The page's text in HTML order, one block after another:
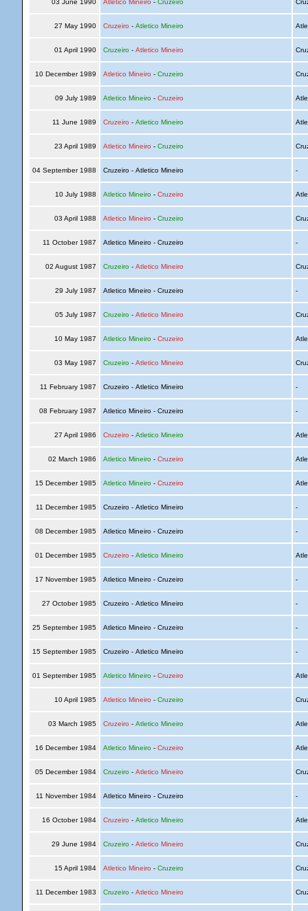
03 June 1990 Atletico Mineiro - Cruzeiro
27 May 1990 Cruzeiro - Atletico Mineiro
01 April 1990 Cruzeiro- Atletico Mineiro
10 December 1989 Atletico Mineiro - Cruzeiro
09 July 1989 Atletico Mineiro- Cruzeiro
11 June 1989 Cruzeiro - Atletico Mineiro
23 April 1989 Atletico Mineiro - Cruzeiro
04 September 1988 Cruzeiro - Atletico Mineiro -
10 July 1988 Atletico Mineiro- Cruzeiro
03 April 1988 Atletico Mineiro - Cruzeiro
11 October 1987 Atletico Mineiro - Cruzeiro -
02 August 1987 Cruzeiro- Atletico Mineiro
29 July 1987 Atletico Mineiro - Cruzeiro -
05 July 1987 Cruzeiro- Atletico Mineiro
10 May 1987 Atletico Mineiro- Cruzeiro
03 May 1987 Cruzeiro- Atletico Mineiro
11 February 1987 Cruzeiro - Atletico Mineiro -
08 February 1987 Atletico Mineiro - Cruzeiro -
27 April 1986 Cruzeiro - Atletico Mineiro
02 March 1986 Atletico Mineiro- Cruzeiro
15 December 1985 Atletico Mineiro- Cruzeiro
11 December 1985 Cruzeiro - Atletico Mineiro -
08 December 1985 Atletico Mineiro - Cruzeiro -
01 December 1985 Cruzeiro - Atletico Mineiro
17 November 1985 Atletico Mineiro - Cruzeiro -
27 October 1985 Cruzeiro - Atletico Mineiro -
25 September 1985 Atletico Mineiro - Cruzeiro -
15 September 1985 Cruzeiro - Atletico Mineiro -
01 September 1985 Atletico Mineiro- Cruzeiro
10 April 1985 Atletico Mineiro - Cruzeiro
03 March 1985 Cruzeiro - Atletico Mineiro
16 December 1984 Atletico Mineiro- Cruzeiro
05 December 1984 Cruzeiro- Atletico Mineiro
11 November 1984 Atletico Mineiro - Cruzeiro -
16 October 1984 Cruzeiro - Atletico Mineiro
29 June 1984 Cruzeiro- Atletico Mineiro
15 April 1984 Atletico Mineiro - Cruzeiro
11 December 1983 Cruzeiro- Atletico Mineiro